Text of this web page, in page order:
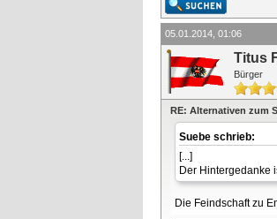
05.01.2014, 01:06
Titus
Bürger
RE: Alternativen zum
Suebe schrieb:
[...]
Der Hintergedanke
Die Feindschaft zu